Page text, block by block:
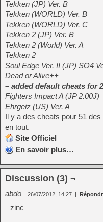
Tekken (JP) Ver. B
Tekken (WORLD) Ver. B
Tekken (WORLD) Ver. C
Tekken 2 (JP) Ver. B
Tekken 2 (World) Ver. A
Tekken 2
Soul Edge Ver. II (JP) SO4
Dead or Alive++
– added default cheats for
Fighters Impact A (JP 2.00J)
Ehrgeiz (US) Ver. A
Il y a des cheats pour 51
en tout.
Site Officiel
En savoir plus…
Discussion (3) ¬
abdo 26/07/2012, 14:27 |
zinc